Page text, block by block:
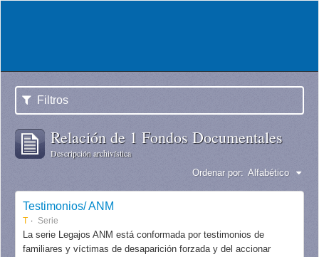
Filtros
Relación de 1 Fondos Documentales
Descripción archivística
Ordenar por: Alfabético
Testimonios/ ANM
T Serie
La serie Legajos ANM está conformada por testimonios de
familiares y víctimas de desaparición forzada y del accionar